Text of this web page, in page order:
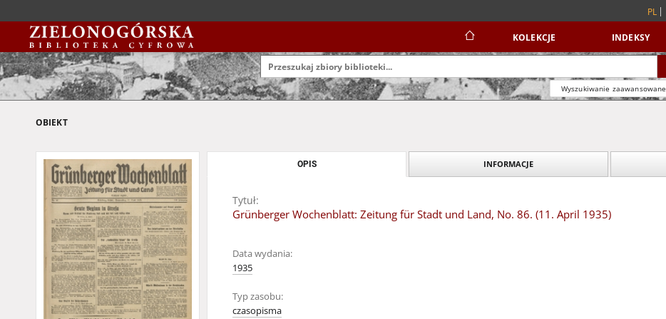
PL
KOLEKCJE INDEKSY
Wyszukiwanie zaawansowane
OBIEKT
OPIS INFORMACJE
Tytuł:
Grünberger Wochenblatt: Zeitung für Stadt und Land, No. 86. (11. April 1935)
Data wydania:
1935
Typ zasobu:
czasopisma